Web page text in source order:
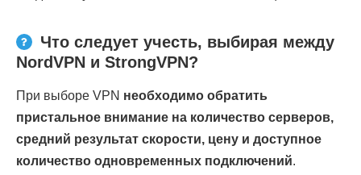
Что следует учесть, выбирая между
NordVPN и StrongVPN?
При выборе VPN необходимо обратить
пристальное внимание на количество серверов,
средний результат скорости, цену и доступное
количество одновременных подключений.